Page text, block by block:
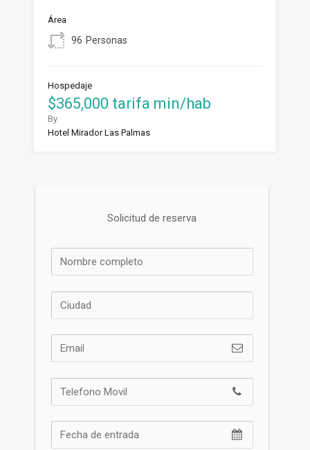
Área
96 Personas
Hospedaje
$365,000 tarifa min/hab
By
Hotel Mirador Las Palmas
Solicitud de reserva